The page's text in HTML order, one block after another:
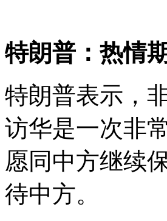
特朗普：热情
特朗普表示，
访华是一次非
愿同中方继续
待中方。